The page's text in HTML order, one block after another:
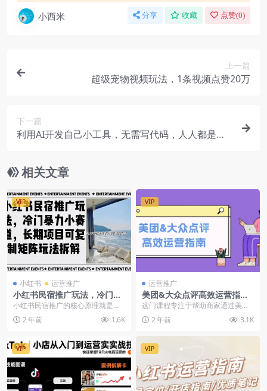
小西米 分享 收藏 点赞(0)
上一篇
超级宠物视频玩法，1条视频点赞20万
下一篇
利用AI开发自己小工具，无需写代码，人人都是程
相关文章
VIP
小红书 运营推广
小红书民宿推广玩法，冷门暴
力小赛道，长期项目可复制矩
阵玩法拆解
小红书民宿推广的核心原理就是通
过发布吸引人的素材，将用户引流
到自己的私域，并最终...
2 年前 1.6K
VIP
运营推广
美团&大众点评高效运营指
南：从平台基础认知到提升销
量的实用操作技巧
这门课程专注于帮助商家通过美团
和大众点评提升业绩和客流量，目
标是将客量增加50%...
2 年前 3.1K
VIP VIP